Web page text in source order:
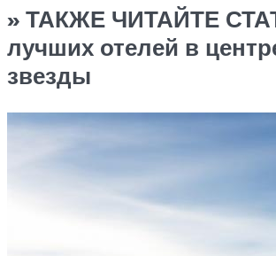
» ТАКЖЕ ЧИТАЙТЕ
лучших отелей в
звезды